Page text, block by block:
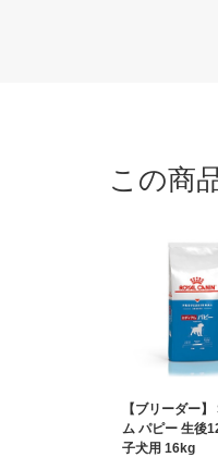
この商
【ブリーダー
ム パピー 生後
子犬用 16kg